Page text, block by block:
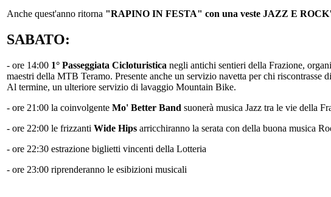
Anche quest'anno ritorna "RAPINO IN FESTA" con una veste JAZZ E
SABATO:
- ore 14:00 1° Passeggiata Cicloturistica negli antichi sentieri della Frazione,
maestri della MTB Teramo. Presente anche un servizio navetta per chi
Al termine, un ulteriore servizio di lavaggio Mountain Bike.
- ore 21:00 la coinvolgente Mo' Better Band suonerà musica Jazz tra le vie della
- ore 22:00 le frizzanti Wide Hips arricchiranno la serata con della buona musica
- ore 22:30 estrazione biglietti vincenti della Lotteria
- ore 23:00 riprenderanno le esibizioni musicali